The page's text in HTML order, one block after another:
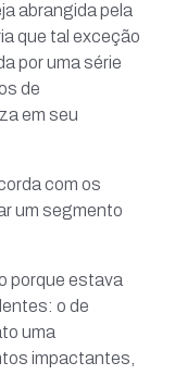
abrangida pela
que tal exceção
por uma série
de
em seu
com os
um segmento
porque estava
o de
uma
impactantes,